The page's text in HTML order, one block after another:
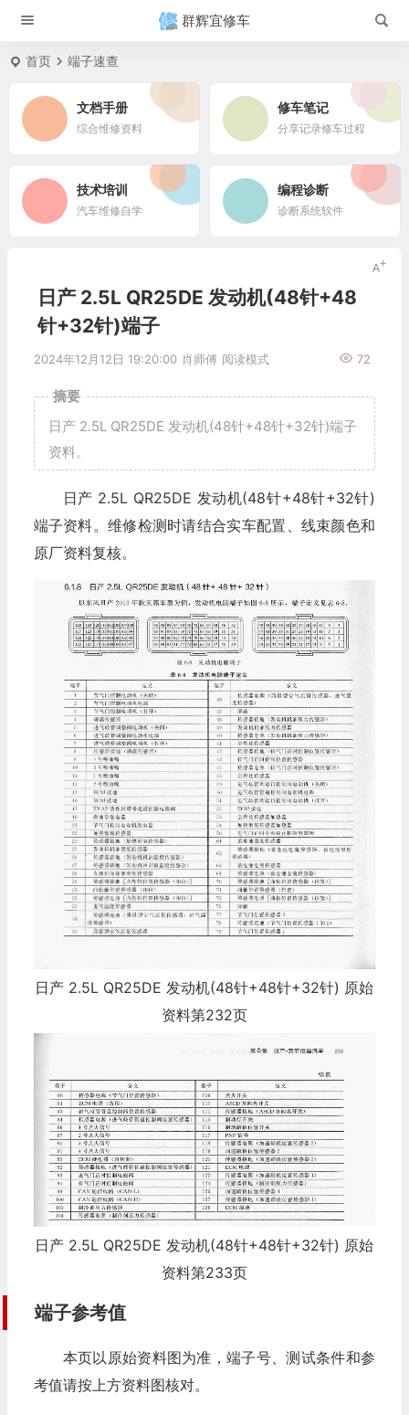
群辉宜修车
首页 端子速查
文档手册
综合维修资料
修车笔记
分享记录修车过程
技术培训
汽车维修自学
编程诊断
诊断系统软件
日产 2.5L QR25DE 发动机(48针+48
针+32针)端子
2024年12月12日 19:20:00 肖师傅 72
阅读模式
摘要
日产 2.5L QR25DE 发动机(48针+48针+32针)端子
资料。
日产 2.5L QR25DE 发动机(48针+48针+32针)
端子资料。维修检测时请结合实车配置、线束颜色和
原厂资料复核。
日产 2.5L QR25DE 发动机(48针+48针+32针) 原始
资料第232页
日产 2.5L QR25DE 发动机(48针+48针+32针) 原始
资料第233页
端子参考值
本页以原始资料图为准，端子号、测试条件和参
考值请按上方资料图核对。